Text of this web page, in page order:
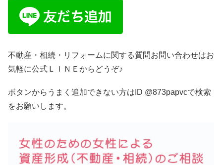
不動産・相続・リフォームに関する質問お問い合わせはお
気軽に公式ＬＩＮＥからどうぞ♪
ボタンからうまく追加できない方はID @873papvcで検索
をお願いします。